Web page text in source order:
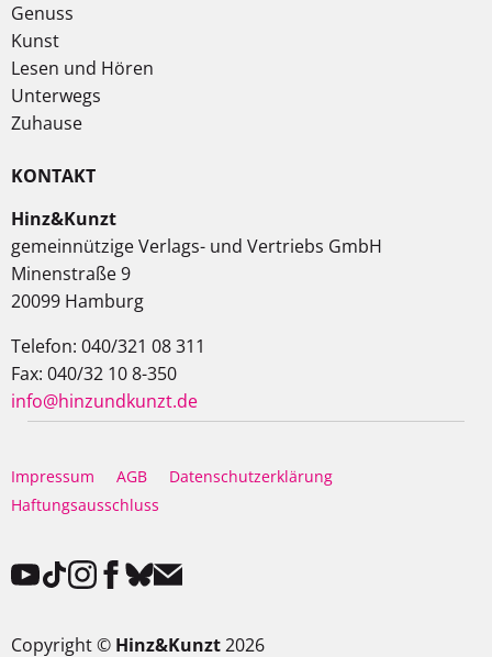
Genuss
Kunst
Lesen und Hören
Unterwegs
Zuhause
KONTAKT
Hinz&Kunzt
gemeinnützige Verlags- und Vertriebs GmbH
Minenstraße 9
20099 Hamburg
Telefon: 040/321 08 311
Fax: 040/32 10 8-350
info@hinzundkunzt.de
Impressum AGB
Datenschutzerklärung
Haftungsausschluss
Copyright © Hinz&Kunzt2026